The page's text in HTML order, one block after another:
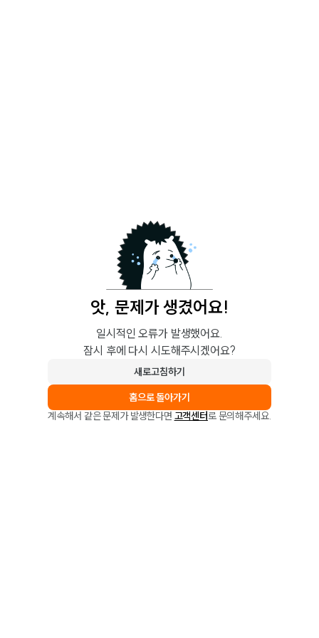
앗, 문제가 생겼어요!
일시적인 오류가 발생했어요.
잠시 후에 다시 시도해주시겠어요?
새로고침하기
홈으로 돌아가기
계속해서 같은 문제가 발생한다면 고객센터로 문의해주세요.